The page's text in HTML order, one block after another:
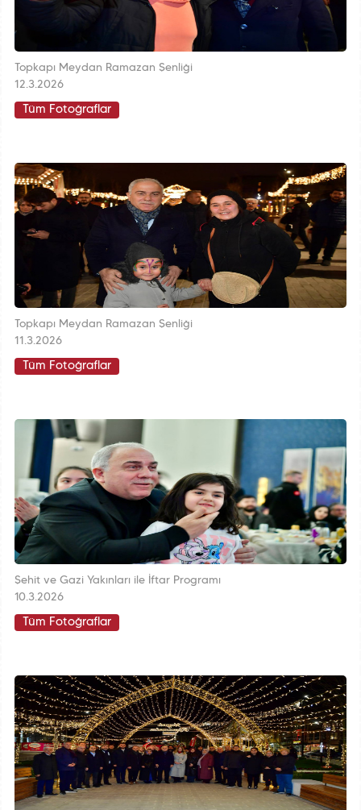
Topkapı Meydan Ramazan Şenliği
12.3.2026
Tüm Fotoğraflar
Topkapı Meydan Ramazan Şenliği
11.3.2026
Tüm Fotoğraflar
Şehit ve Gazi Yakınları ile İftar Programı
10.3.2026
Tüm Fotoğraflar